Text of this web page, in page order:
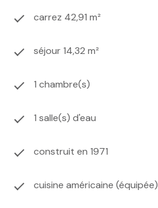
carrez 42,91 m²
séjour 14,32 m²
1 chambre(s)
1 salle(s) d'eau
construit en 1971
cuisine américaine (équipée)